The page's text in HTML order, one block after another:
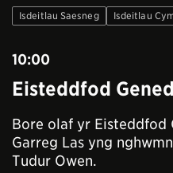
Isdeitlau Saesneg Isdeitlau
10:00
Eisteddfod
Bore olaf yr Eisteddfod
Garreg Las yng
Tudur Owen.